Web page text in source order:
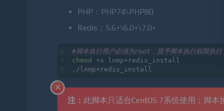
MySQL：5.7+\8.0+
PHP：PHP74\PHP80
#脚本执行用户必须为root，授予脚本执行权限执行
chmod +x lnmp+redis_install